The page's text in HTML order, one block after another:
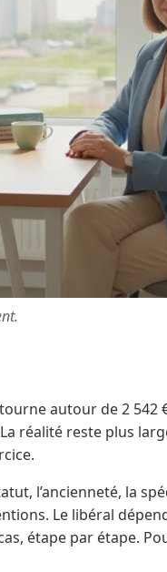
autour de 2
réalité reste plus
l’ancienneté, la
Le libéral
étape par étape.